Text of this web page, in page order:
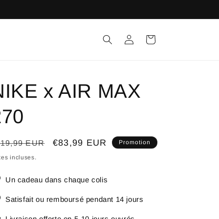
ConnexionPanier
x AIR MAX
EUR
Prix
€83,99 EUR Promotion
incluses.
Un cadeau dans chaque colis
Satisfait ou remboursé pendant 14 jours